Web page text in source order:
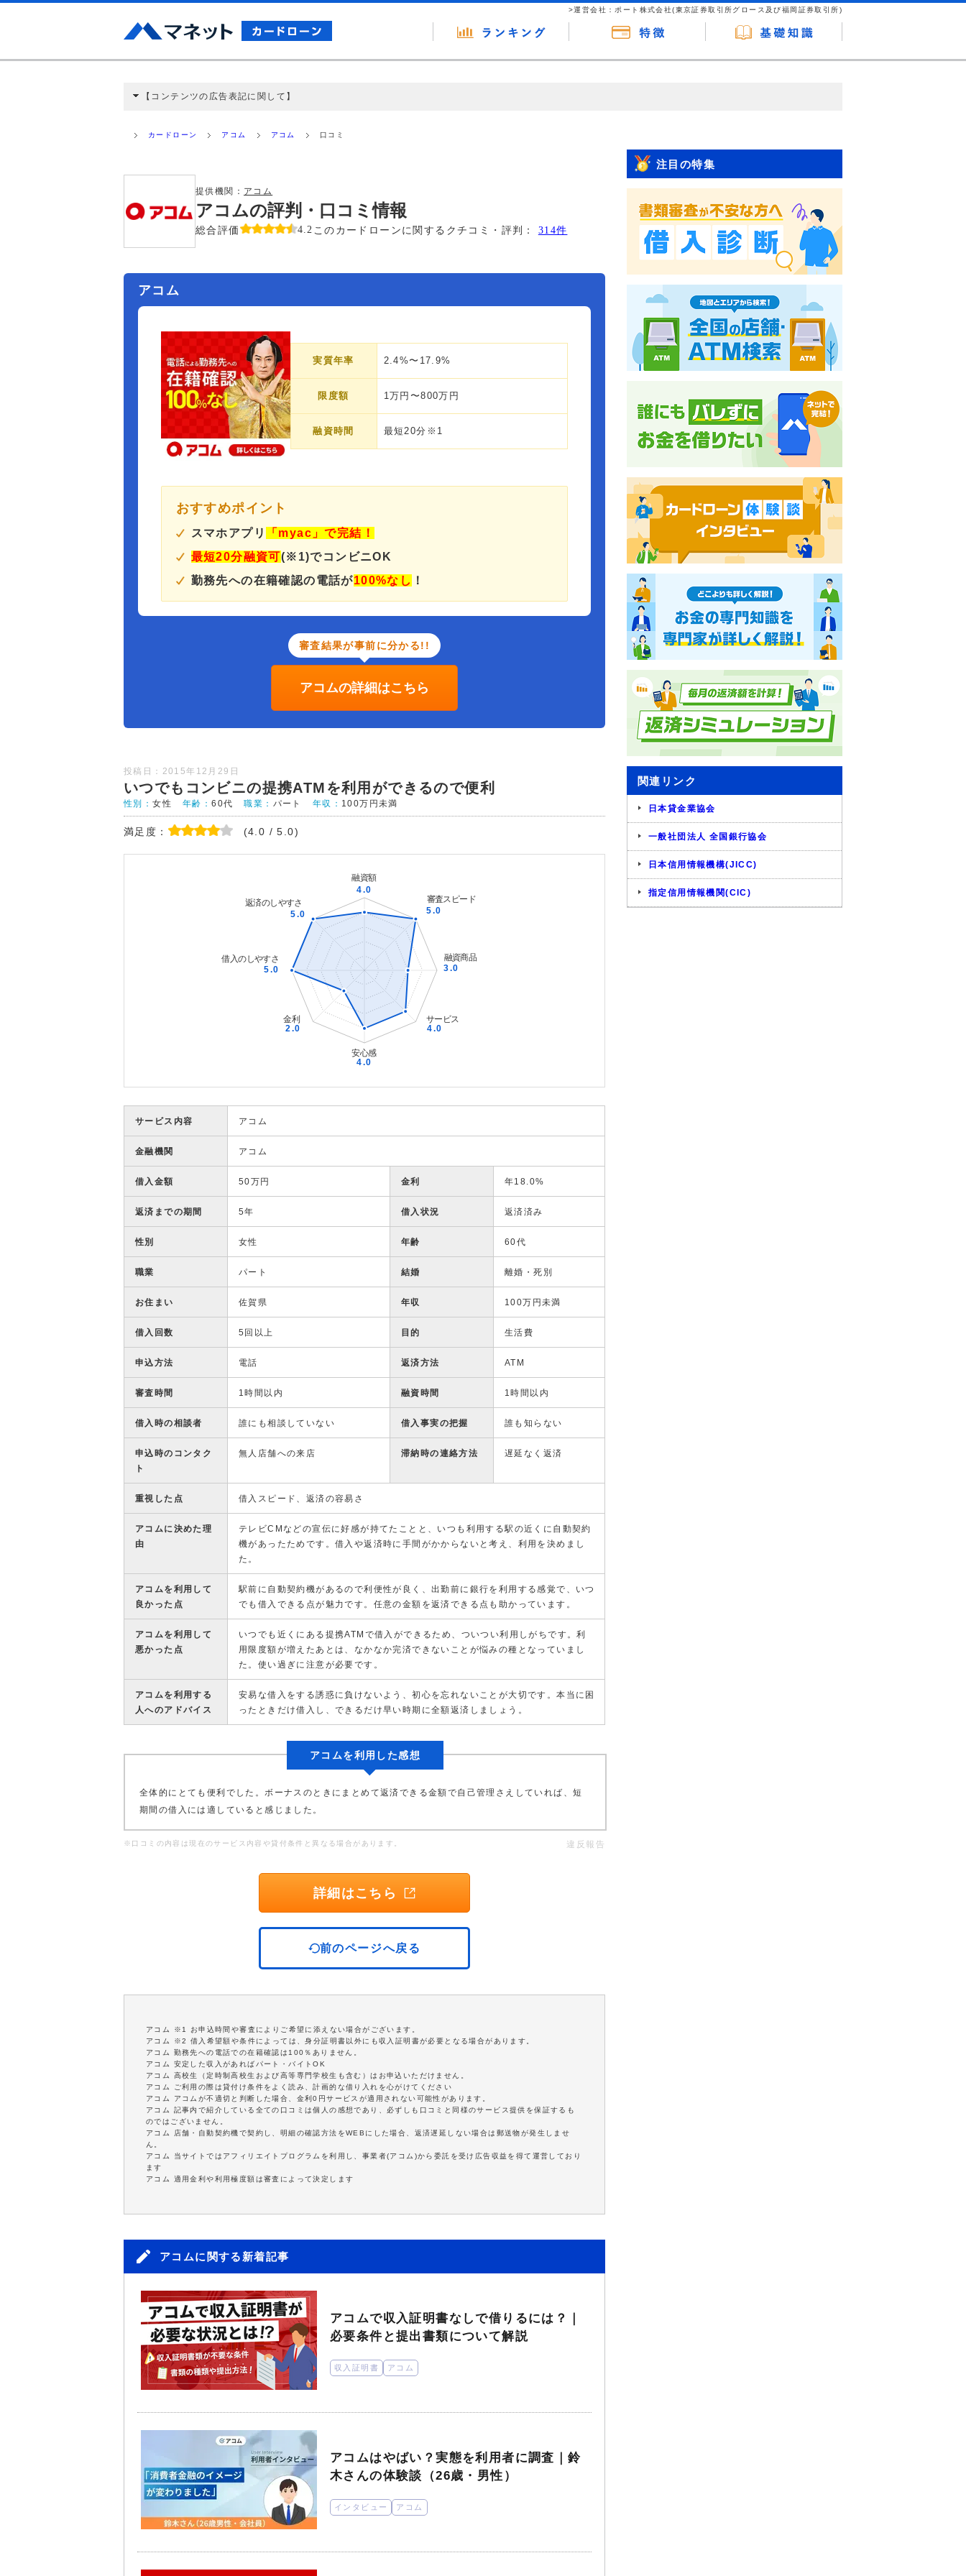
>運営会社：ポート株式会社(東京証券取引所グロース及び福岡証券取引所)
【コンテンツの広告表記に関して】
ミ収集などに基づき、公平性を担保した情報提供を行っています。
カードローン アコム アコム 口コミ
提供機関： アコム
アコムの評判・口コミ情報
総合評価 4.2 このカードローンに関するクチコミ・評判： 314件
アコム
実質年率 2.4%〜17.9%
限度額 1万円〜800万円
融資時間 最短20分※1
おすすめポイント
スマホアプリ
「myac」で完結！
最短20分融資可(※1)でコンビニOK
勤務先への在籍確認の電話が100%なし ！
審査結果が事前に分かる!!
アコムの詳細はこちら
投稿日：2015年12月29日
いつでもコンビニの提携ATMを利用ができるので便利
性別：女性 年齢：60代 職業： パート 年収： 100万円未満
満足度： (4.0 / 5.0)
サービス内容 アコム
金融機関 アコム
借入金額 50万円 金利 年18.0%
返済までの期間 5年 借入状況 返済済み
性別 女性 年齢 60代
職業 パート 結婚 離婚・死別
お住まい 佐賀県 年収 100万円未満
借入回数 5回以上 目的 生活費
申込方法 電話 返済方法 ATM
審査時間 1時間以内 融資時間 1時間以内
借入時の相談者 誰にも相談していない 借入事実の把握 誰も知らない
申込時のコンタク
ト
無人店舗への来店 滞納時の連絡方法 遅延なく返済
重視した点 借入スピード、返済の容易さ
アコムに決めた理
由
テレビCMなどの宣伝に好感が持てたことと、いつも利用する駅の近くに自動契約
機があったためです。借入や返済時に手間がかからないと考え、利用を決めまし
た。
アコムを利用して
良かった点
駅前に自動契約機があるので利便性が良く、出勤前に銀行を利用する感覚で、いつ
でも借入できる点が魅力です。任意の金額を返済できる点も助かっています。
アコムを利用して
悪かった点
いつでも近くにある提携ATMで借入ができるため、ついつい利用しがちです。利
用限度額が増えたあとは、なかなか完済できないことが悩みの種となっていまし
た。使い過ぎに注意が必要です。
アコムを利用する
人へのアドバイス
安易な借入をする誘惑に負けないよう、初心を忘れないことが大切です。本当に困
ったときだけ借入し、できるだけ早い時期に全額返済しましょう。
アコムを利用した感想
全体的にとても便利でした。ボーナスのときにまとめて返済できる金額で自己管理さえしていれば、短
期間の借入には適していると感じました。
※口コミの内容は現在のサービス内容や貸付条件と異なる場合があります。 違反報告
詳細はこちら
前のページへ戻る
アコム ※1 お申込時間や審査によりご希望に添えない場合がございます。
アコム ※2 借入希望額や条件によっては、身分証明書以外にも収入証明書が必要となる場合があります。
アコム 勤務先への電話での在籍確認は100％ありません。
アコム 安定した収入があればパート・バイトOK
アコム 高校生（定時制高校生および高等専門学校生も含む）はお申込いただけません。
アコム ご利用の際は貸付け条件をよく読み、計画的な借り入れを心がけてください
アコム アコムが不適切と判断した場合、金利0円サービスが適用されない可能性があります。
アコム 記事内で紹介している全ての口コミは個人の感想であり、必ずしも口コミと同様のサービス提供を保証するも
のではございません。
アコム 店舗・自動契約機で契約し、明細の確認方法をWEBにした場合、返済遅延しない場合は郵送物が発生しませ
ん。
アコム 当サイトではアフィリエイトプログラムを利用し、事業者(アコム)から委託を受け広告収益を得て運営しており
ます
アコム 適用金利や利用極度額は審査によって決定します
アコムに関する新着記事
アコムで収入証明書なしで借りるには？｜
必要条件と提出書類について解説
収入証明書 アコム
アコムはやばい？実態を利用者に調査｜鈴
木さんの体験談（26歳・男性）
インタビュー アコム
注目の特集
関連リンク
日本貸金業協会
一般社団法人 全国銀行協会
日本信用情報機構(JICC)
指定信用情報機関(CIC)